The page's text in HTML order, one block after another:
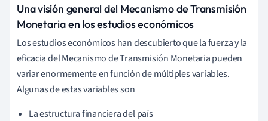
Una visión general del Mecanismo de Transmisión
Monetaria en los estudios económicos
Los estudios económicos han descubierto que la fuerza y la
eficacia del Mecanismo de Transmisión Monetaria pueden
variar enormemente en función de múltiples variables.
Algunas de estas variables son
La estructura financiera del país